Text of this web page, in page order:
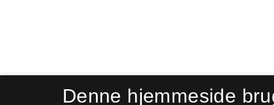
Denne hjemmeside